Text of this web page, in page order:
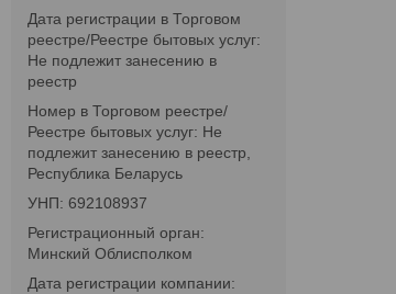
Дата регистрации в Торговом
реестре/Реестре бытовых услуг:
Не подлежит занесению в
реестр
Номер в Торговом реестре/
Реестре бытовых услуг: Не
подлежит занесению в реестр,
Республика Беларусь
УНП: 692108937
Регистрационный орган:
Минский Облисполком
Дата регистрации компании: